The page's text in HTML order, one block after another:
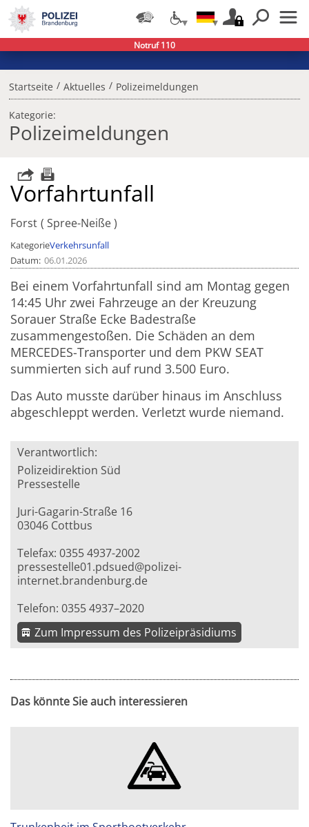
Startseite / Aktuelles / Polizeimeldungen
Kategorie:
Polizeimeldungen
Vorfahrtunfall
Forst Spree-Neiße
KategorieVerkehrsunfall
Datum 06.01.2026
Bei einem Vorfahrtunfall sind am Montag gegen
14:45 Uhr zwei Fahrzeuge an der Kreuzung
Sorauer Straße Ecke Badestraße
zusammengestoßen. Die Schäden an dem
MERCEDES-Transporter und dem PKW SEAT
summierten sich auf rund 3.500 Euro.
Das Auto musste darüber hinaus im Anschluss
abgeschleppt werden. Verletzt wurde niemand.
Verantwortlich:
Polizeidirektion Süd
Pressestelle
Juri-Gagarin-Straße 16
03046 Cottbus
Telefax: 0355 4937-2002
pressestelle01.pdsued@polizei-
internet.brandenburg.de
Telefon: 0355 4937–2020
Zum Impressum des Polizeipräsidiums
Das könnte Sie auch interessieren
Notruf 110